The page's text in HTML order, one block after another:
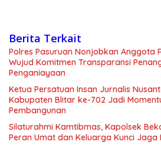
Berita Terkait
Polres Pasuruan Nonjobkan Anggota
Wujud Komitmen Transparansi
Penganiayaan
Ketua Persatuan Insan Jurnalis
Kabupaten Blitar ke-702 Jadi
Pembangunan
Silaturahmi Kamtibmas, Kapolsek
Peran Umat dan Keluarga Kunci Jaga